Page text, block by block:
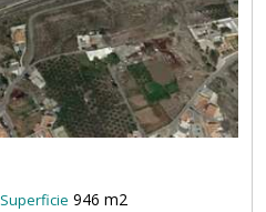
Superficie 946 m2